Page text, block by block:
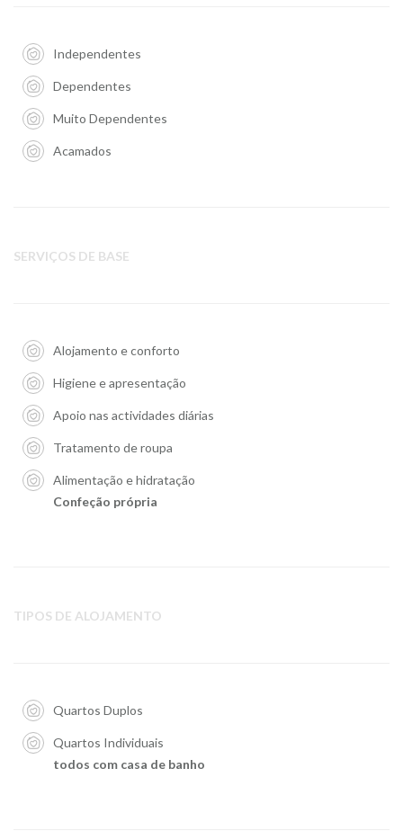
Independentes
Dependentes
Muito Dependentes
Acamados
SERVIÇOS DE BASE
Alojamento e conforto
Higiene e apresentação
Apoio nas actividades diárias
Tratamento de roupa
Alimentação e hidratação
Confeção própria
TIPOS DE ALOJAMENTO
Quartos Duplos
Quartos Individuais
todos com casa de banho